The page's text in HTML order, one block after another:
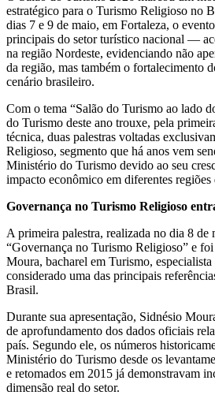
estratégico para o Turismo Religioso no
dias 7 e 9 de maio, em Fortaleza, o
principais do setor turístico nacional —
na região Nordeste, evidenciando não
da região, mas também o fortalecimento
cenário brasileiro.
Com o tema “Salão do Turismo ao lado
do Turismo deste ano trouxe, pela
técnica, duas palestras voltadas
Religioso, segmento que há anos vem
Ministério do Turismo devido ao seu
impacto econômico em diferentes regiões
Governança no Turismo Religioso
A primeira palestra, realizada no dia 8 de
“Governança no Turismo Religioso” e
Moura, bacharel em Turismo, especialista
considerado uma das principais
Brasil.
Durante sua apresentação, Sidnésio
de aprofundamento dos dados oficiais
país. Segundo ele, os números
Ministério do Turismo desde os
e retomados em 2015 já demonstravam
dimensão real do setor.